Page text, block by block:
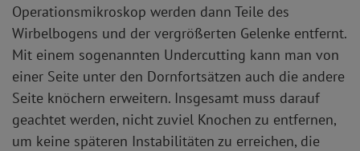
Operationsmikroskop werden dann Teile des
Wirbelbogens und der vergrößerten Gelenke entfernt.
Mit einem sogenannten Undercutting kann man von
einer Seite unter den Dornfortsätzen auch die andere
Seite knöchern erweitern. Insgesamt muss darauf
geachtet werden, nicht zuviel Knochen zu entfernen,
um keine späteren Instabilitäten zu erreichen, die